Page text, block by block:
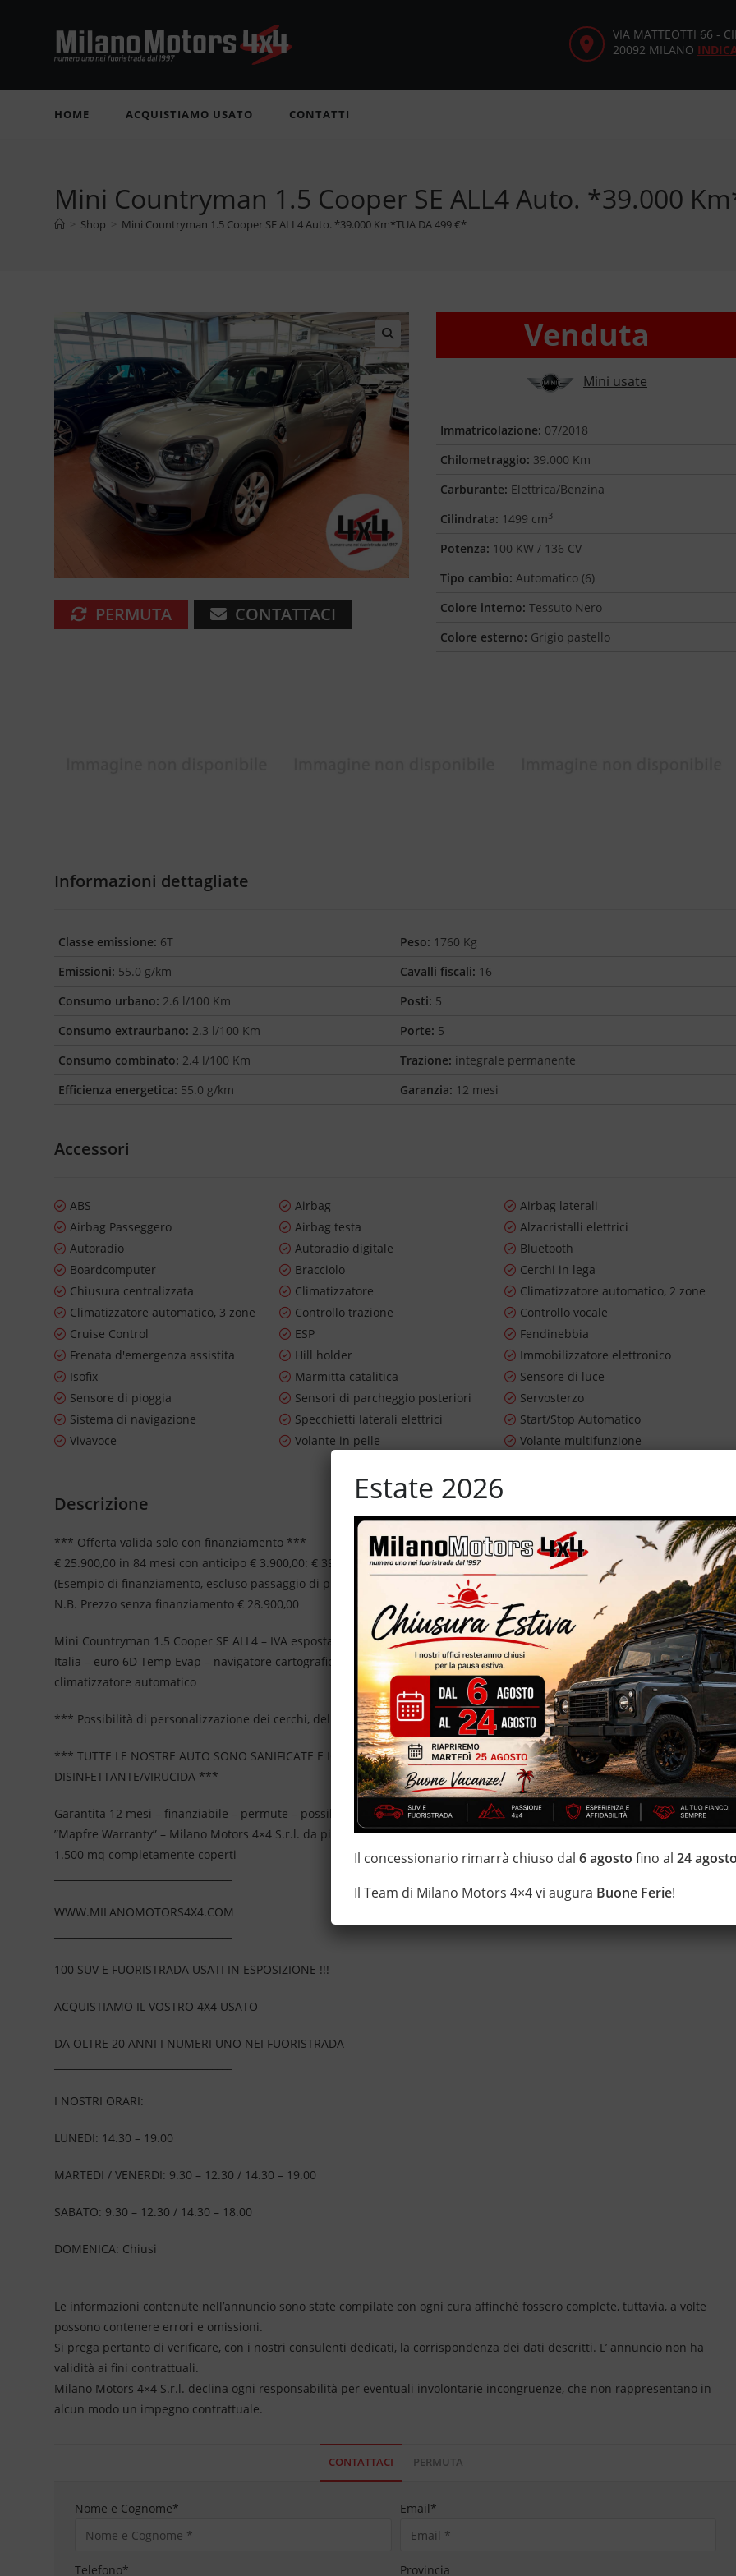
VIA MATTEOTTI 66 -
20092 MILANO
HOME ACQUISTIAMO USATO CONTATTI
Mini Countryman 1.5 Cooper SE ALL4 Auto. *39.000
> Shop > Mini Countryman 1.5 Cooper SE ALL4 Auto. *39.000 Km*TUA DA 499 €*
🔍
PERMUTA CONTATTACI
Venduta
Mini usate
Immatricolazione: 07/2018
Chilometraggio: 39.000 Km
Carburante: Elettrica/Benzina
Cilindrata: 1499 cm3
Potenza: 100 KW / 136 CV
Tipo cambio: Automatico (6)
Colore interno: Tessuto Nero
Colore esterno: Grigio pastello
Informazioni dettagliate
Classe emissione: 6T
Emissioni: 55.0 g/km
Consumo urbano: 2.6 l/100 Km
Consumo extraurbano: 2.3 l/100 Km
Consumo combinato: 2.4 l/100 Km
Efficienza energetica: 55.0 g/km
Peso: 1760 Kg
Cavalli fiscali: 16
Posti: 5
Porte: 5
Trazione: integrale permanente
Garanzia: 12 mesi
Accessori
ABS Airbag
Airbag laterali
Airbag Passeggero
Airbag testa
Alzacristalli elettrici
Autoradio
Autoradio digitale
Bluetooth
Boardcomputer
Bracciolo
Cerchi in lega
Chiusura centralizzata
Climatizzatore
Climatizzatore automatico, 2 zone
Climatizzatore automatico, 3 zone
Controllo trazione
Controllo vocale
Cruise Control
ESP
Fendinebbia
Frenata d'emergenza assistita
Hill holder
Immobilizzatore elettronico
Isofix
Marmitta catalitica
Sensore di luce
Sensore di pioggia
Sensori di parcheggio posteriori
Servosterzo
Sistema di navigazione
Specchietti laterali elettrici
Start/Stop Automatico
Vivavoce
Volante in pelle Volante multifunzione
Descrizione
*** Offerta valida solo con finanziamento ***
€ 25.900,00 in 84 mesi con anticipo € 3.900,00: € 399,00 al mese € 25.900,00 in 84 mesi SENZA anticipo: € 499,00 al mese
(Esempio di finanziamento, escluso passaggio di proprietà ed eventuali assicurazioni)
N.B. Prezzo senza finanziamento € 28.900,00
Mini Countryman 1.5 Cooper SE ALL4 – IVA esposta – cambio automatico – 40.278 Km certificati, garantiti e certificati Mini
Italia – euro 6D Temp Evap – navigatore cartografico – sensori park – cerchi in lega da 17” – USB-C – specchietti elettrici –
climatizzatore automatico
*** Possibilità di personalizzazione dei cerchi, del tetto e delle calotte degli specchietti al prezzo di € 500,00 ***
*** TUTTE LE NOSTRE AUTO SONO SANIFICATE E IGIENIZZATE CON TRATTAMENTI DI VAPORE, OZONO E
DISINFETTANTE/VIRUCIDA ***
Garantita 12 mesi – finanziabile – permute – possibilità di estensione della garanzia con i leader del mercato ”Opteven” e
”Mapfre Warranty” – Milano Motors 4×4 S.r.l. da più di 20 anni Numeri Uno Nei Fuoristrada con un’ esposizione da più di
1.500 mq completamente coperti
WWW.MILANOMOTORS4X4.COM
100 SUV E FUORISTRADA USATI IN ESPOSIZIONE !!!
ACQUISTIAMO IL VOSTRO 4X4 USATO
DA OLTRE 20 ANNI I NUMERI UNO NEI FUORISTRADA
I NOSTRI ORARI:
LUNEDI: 14.30 – 19.00
MARTEDI / VENERDI: 9.30 – 12.30 / 14.30 – 19.00
SABATO: 9.30 – 12.30 / 14.30 – 18.00
DOMENICA: Chiusi
Le informazioni contenute nell’annuncio sono state compilate con ogni cura affinché fossero complete, tuttavia, a volte
possono contenere errori e omissioni.
Si prega pertanto di verificare, con i nostri consulenti dedicati, la corrispondenza dei dati descritti. L’ annuncio non ha
validità ai fini contrattuali.
Milano Motors 4×4 S.r.l. declina ogni responsabilità per eventuali involontarie incongruenze, che non rappresentano in
alcun modo un impegno contrattuale.
CONTATTACI PERMUTA
Nome e Cognome* Email*
Telefono* Provincia
Estate 2026
Il concessionario rimarrà chiuso dal6 agosto fino al24
Il Team di Milano Motors 4×4 vi augura Buone Ferie!